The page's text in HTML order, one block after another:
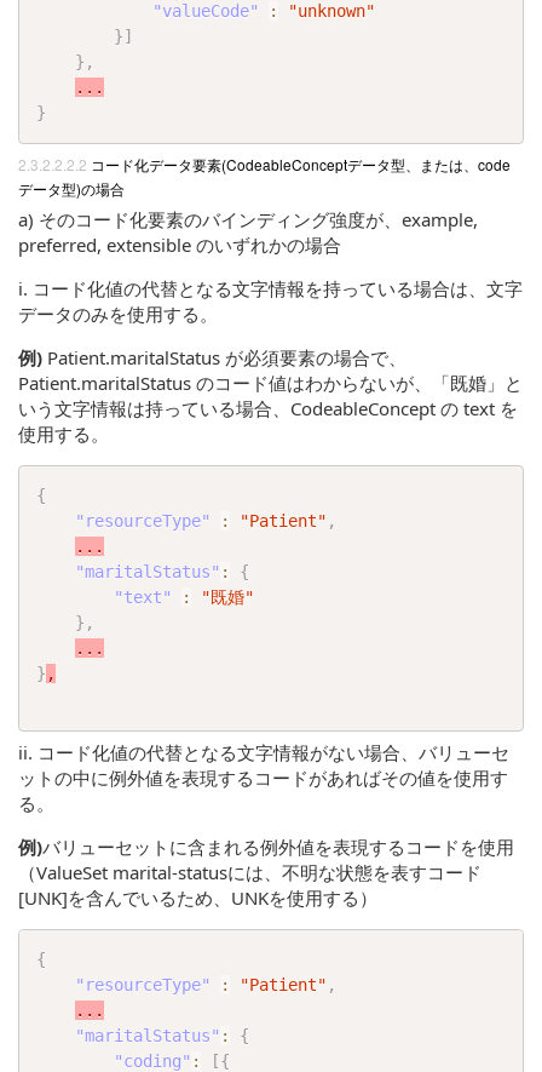
"valueCode"
:
"unknown"
}]
} ,
...
}
コード化データ要素(CodeableConceptデータ型、または、code
データ型)の場合
a) そのコード化要素のバインディング強度が、example,
preferred, extensible のいずれかの場合
i. コード化値の代替となる文字情報を持っている場合は、文字
データのみを使用する。
例) Patient.maritalStatus が必須要素の場合で、
Patient.maritalStatus のコード値はわからないが、「既婚」と
いう文字情報は持っている場合、CodeableConcept の text を
使用する。
{
"resourceType"
: "Patient" ,
...
"maritalStatus" :
{
"text"
:
"既婚"
} ,
...
} ,
ii. コード化値の代替となる文字情報がない場合、バリューセ
ットの中に例外値を表現するコードがあればその値を使用す
る。
例)バリューセットに含まれる例外値を表現するコードを使用
（ValueSet marital-statusには、不明な状態を表すコード
[UNK]を含んでいるため、UNKを使用する）
{
"resourceType"
: "Patient" ,
...
"maritalStatus" :
{
"coding" : [{